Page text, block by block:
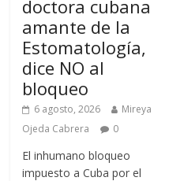
doctora cubana
amante de la
Estomatología,
dice NO al
bloqueo
6 agosto, 2026
Mireya
Ojeda Cabrera
0
El inhumano bloqueo
impuesto a Cuba por el